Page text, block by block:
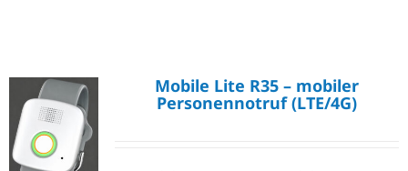
Mobile Lite R35 – mobiler
Personennotruf (LTE/4G)